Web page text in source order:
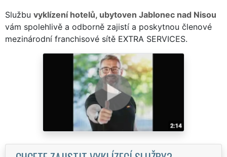
Službu vyklízení hotelů, ubytoven Jablonec nad Nisou
vám spolehlivě a odborně zajistí a poskytnou členové
mezinárodní franchisové sítě EXTRA SERVICES.